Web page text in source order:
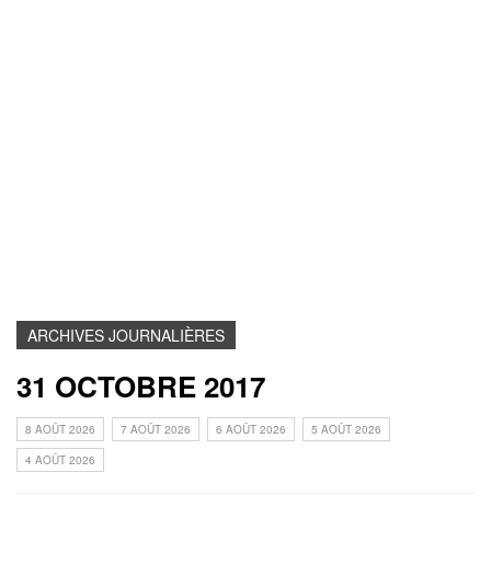
ARCHIVES JOURNALIÈRES
31 OCTOBRE 2017
8 AOÛT 2026 7 AOÛT 2026 6 AOÛT 2026
5 AOÛT 2026
4 AOÛT 2026